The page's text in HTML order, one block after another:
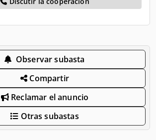
Observar subasta
Compartir
Reclamar el anuncio
Otras subastas